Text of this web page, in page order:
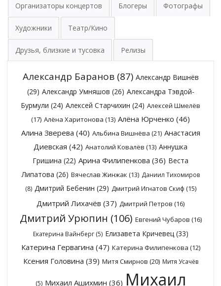
Организаторы концертов Блогеры Фотографы
Художники Театр/Кино
Друзья, близкие и тусовка Релизы
Александр Баранов(87) Александр Вишнёв
(29) Александр Умняшов (26) Александра Тэвдой-
Бурмули (24) Алексей Старчихин (24) Алексей Шмелёв
(17) Алёна Харитонова (13) Алёна Юрченко (46)
Алина Зверева (40) Альбина Вишнёва (21) Анастасия
Диевская (42) Анатолий Ковалёв (13) Аннушка
Гришина (22) Арина Филипенкова (36) Веста
Липатова (26) Вячеслав Жинжак (13) Даниил Тихомиров
(8) Дмитрий Бебенин (29) Дмитрий Игнатов Скиф (15)
Дмитрий Лихачёв (37) Дмитрий Петров (16)
Дмитрий Урюпин (106) Евгений Чубаров (16)
Екатерина Вайнберг(5) Елизавета Кричевец(33)
Катерина Гервагина (47) Катерина Филипенкова (12)
Ксения Головина (39) Митя Смирнов (20) Митя Усачёв
(5) Михаил Ашихмин (36) Михаил